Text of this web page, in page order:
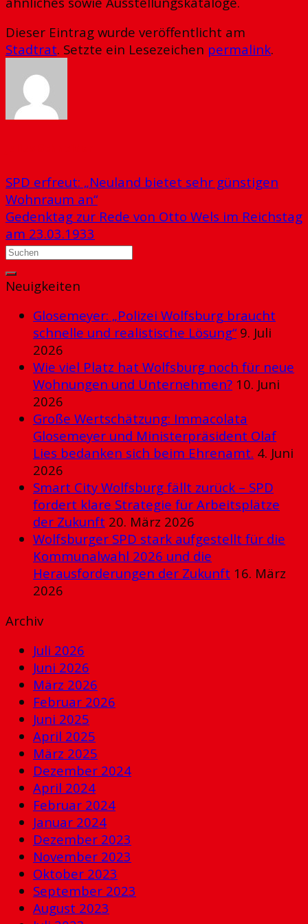
Dieser Eintrag wurde veröffentlicht am
Stadtrat. Setzte ein Lesezeichen permalink.
SPD erfreut: „Neuland bietet sehr günstigen
Wohnraum an“
Gedenktag zur Rede von Otto Wels im Reichstag
am 23.03.1933
Neuigkeiten
Glosemeyer: „Polizei Wolfsburg braucht
schnelle und realistische Lösung“ 9. Juli
2026
Wie viel Platz hat Wolfsburg noch für neue
Wohnungen und Unternehmen? 10. Juni
2026
Große Wertschätzung: Immacolata
Glosemeyer und Ministerpräsident Olaf
Lies bedanken sich beim Ehrenamt. 4. Juni
2026
Smart City Wolfsburg fällt zurück – SPD
fordert klare Strategie für Arbeitsplätze
der Zukunft 20. März 2026
Wolfsburger SPD stark aufgestellt für die
Kommunalwahl 2026 und die
Herausforderungen der Zukunft 16. März
2026
Archiv
Juli 2026
Juni 2026
März 2026
Februar 2026
Juni 2025
April 2025
März 2025
Dezember 2024
April 2024
Februar 2024
Januar 2024
Dezember 2023
November 2023
Oktober 2023
September 2023
August 2023